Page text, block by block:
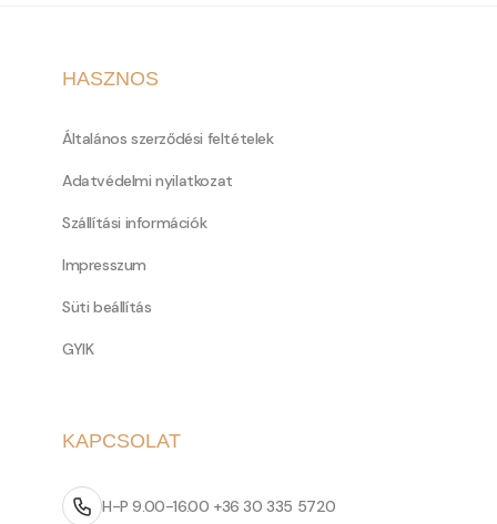
HASZNOS
Általános szerződési feltételek
Adatvédelmi nyilatkozat
Szállítási információk
Impresszum
Süti beállítás
GYIK
KAPCSOLAT
H-P 9.00-16.00 +36 30 335 5720